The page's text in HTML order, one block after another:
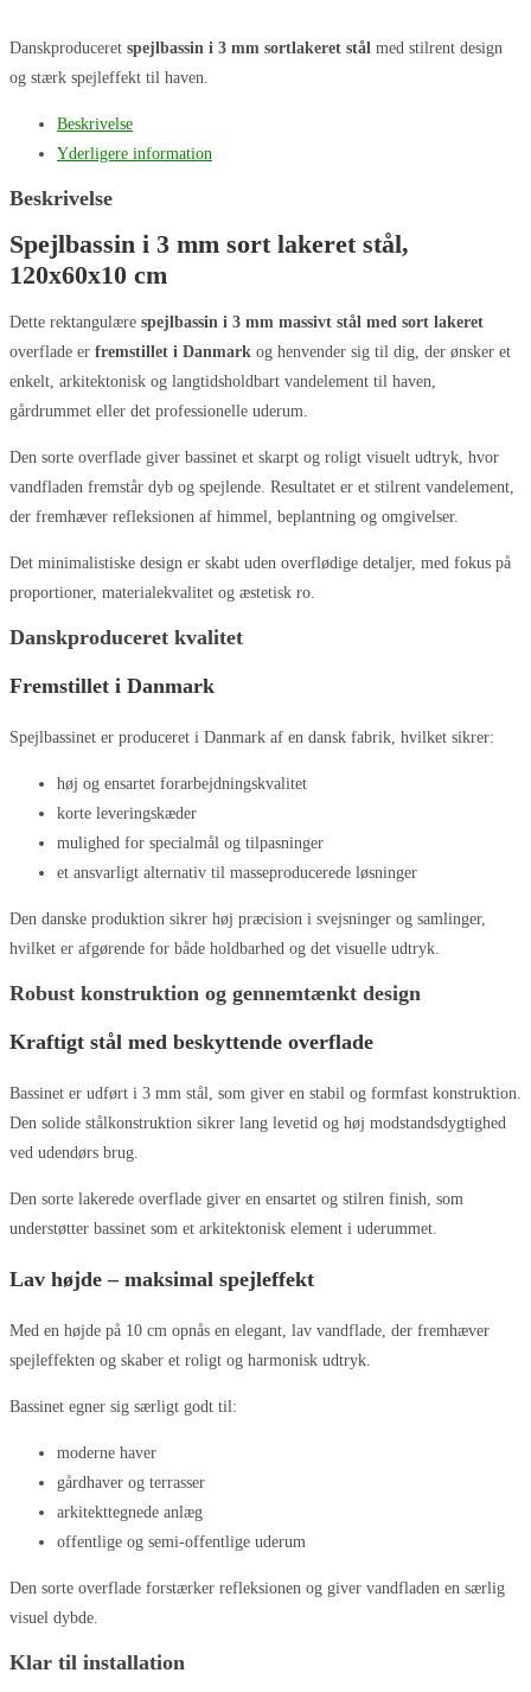
Danskproduceret spejlbassin i 3 mm sortlakeret stål med stilrent design
og stærk spejleffekt til haven.
Beskrivelse
Yderligere information
Beskrivelse
Spejlbassin i 3 mm sort lakeret stål,
120x60x10 cm
Dette rektangulære spejlbassin i 3 mm massivt stål med sort lakeret
overflade er fremstillet i Danmark og henvender sig til dig, der ønsker et
enkelt, arkitektonisk og langtidsholdbart vandelement til haven,
gårdrummet eller det professionelle uderum.
Den sorte overflade giver bassinet et skarpt og roligt visuelt udtryk, hvor
vandfladen fremstår dyb og spejlende. Resultatet er et stilrent vandelement,
der fremhæver refleksionen af himmel, beplantning og omgivelser.
Det minimalistiske design er skabt uden overflødige detaljer, med fokus på
proportioner, materialekvalitet og æstetisk ro.
Danskproduceret kvalitet
Fremstillet i Danmark
Spejlbassinet er produceret i Danmark af en dansk fabrik, hvilket sikrer:
høj og ensartet forarbejdningskvalitet
korte leveringskæder
mulighed for specialmål og tilpasninger
et ansvarligt alternativ til masseproducerede løsninger
Den danske produktion sikrer høj præcision i svejsninger og samlinger,
hvilket er afgørende for både holdbarhed og det visuelle udtryk.
Robust konstruktion og gennemtænkt design
Kraftigt stål med beskyttende overflade
Bassinet er udført i 3 mm stål, som giver en stabil og formfast konstruktion.
Den solide stålkonstruktion sikrer lang levetid og høj modstandsdygtighed
ved udendørs brug.
Den sorte lakerede overflade giver en ensartet og stilren finish, som
understøtter bassinet som et arkitektonisk element i uderummet.
Lav højde – maksimal spejleffekt
Med en højde på 10 cm opnås en elegant, lav vandflade, der fremhæver
spejleffekten og skaber et roligt og harmonisk udtryk.
Bassinet egner sig særligt godt til:
moderne haver
gårdhaver og terrasser
arkitekttegnede anlæg
offentlige og semi-offentlige uderum
Den sorte overflade forstærker refleksionen og giver vandfladen en særlig
visuel dybde.
Klar til installation